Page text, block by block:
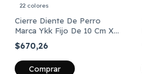
22 colores
Cierre Diente De Perro
Marca Ykk Fijo De 10 Cm X
Unidad
$670,26
Comprar